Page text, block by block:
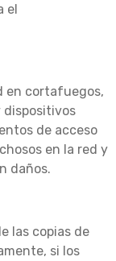
el
en cortafuegos,
dispositivos
de acceso
en la red y
daños.
las copias de
si los